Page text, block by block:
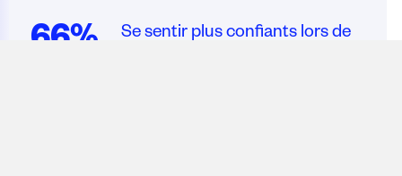
66%
Se sentir plus confiants lors de